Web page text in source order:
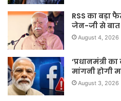
RSS का बड़ा
जेन-जी से
August 4, 2026
‘प्रधानमंत्री
मांगनी होगी
August 3, 2026